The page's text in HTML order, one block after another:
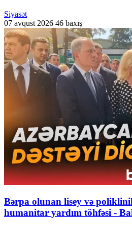
Siyasət
07 avqust 2026 46 baxış
Bərpa olunan lisey və
humanitar yardım töhfəsi -